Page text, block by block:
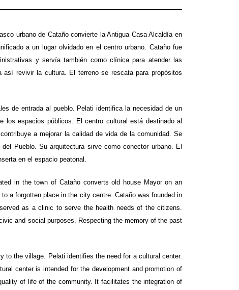
urbano de Cataño convierte la Antigua Casa Alcaldía en
a un lugar olvidado en el centro urbano. Cataño fue
y servía también como clínica para atender las
revivir la cultura. El terreno se rescata para propósitos
de entrada al pueblo. Pelati identifica la necesidad de un
los espacios públicos. El centro cultural está destinado al
a mejorar la calidad de vida de la comunidad. Se
Pueblo. Su arquitectura sirve como conector urbano. El
en el espacio peatonal.
in the town of Cataño converts old house Mayor on an
a forgotten place in the city centre. Cataño was founded in
as a clinic to serve the health needs of the citizens.
and social purposes. Respecting the memory of the past
to the village. Pelati identifies the need for a cultural center.
center is intended for the development and promotion of
of life of the community. It facilitates the integration of